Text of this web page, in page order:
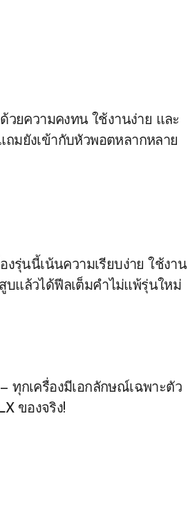
วยความคงทน ใช้งานง่าย และ
ถมยังเข้ากับหัวพอตหลากหลาย
องรุ่นนี้เน้นความเรียบง่าย ใช้งาน
บแล้วได้ฟีลเต็มคำไม่แพ้รุ่นใหม่
ทุกเครื่องมีเอกลักษณ์เฉพาะตัว
ของจริง!